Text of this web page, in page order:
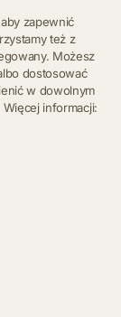
zapewnić
też z
Możesz
dostosować
w dowolnym
informacji: